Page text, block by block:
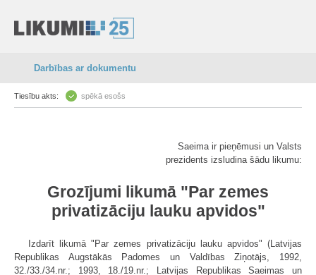
Darbības ar dokumentu
Tiesību akts: spēkā esošs
Saeima ir pieņēmusi un Valsts
prezidents izsludina šādu likumu:
Grozījumi likumā "Par zemes
privatizāciju lauku apvidos"
Izdarīt likumā "Par zemes privatizāciju lauku apvidos" (Latvijas
Republikas Augstākās Padomes un Valdības Ziņotājs, 1992,
32./33./34.nr.; 1993, 18./19.nr.; Latvijas Republikas Saeimas un